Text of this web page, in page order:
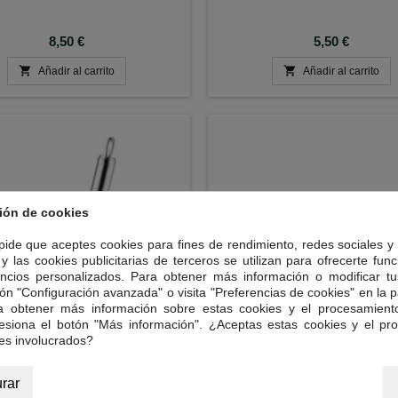
Precio
8,50 €
 Añadir al carrito
Precio
5,50 €
 Añadir al carrito
de cookies
que aceptes cookies para fines de rendimiento, redes sociales y
las cookies publicitarias de terceros se utilizan para ofrecerte
personalizados. Para obtener más información o modificar
"Configuración avanzada" o visita "Preferencias de cookies" en la
obtener más información sobre estas cookies y el
el botón "Más información". ¿Aceptas estas cookies y el
involucrados?